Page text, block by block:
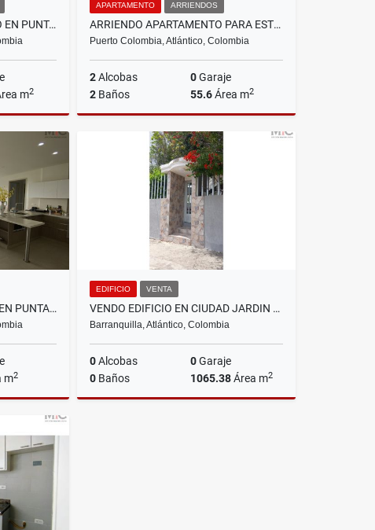
ARRIENDO APARTAESTUDIO EN PUNTA ROCA SABANILLA, PUERTO COLOMBIA
m2
Arriendos
APARTAMENTO ARRIENDOS
ARRIENDO APARTAMENTO PARA ESTRENAR EN CIUDAD MALLORQUÍN
Puerto Colombia, Atlántico, Colombia
2Alcobas 0Garaje
2 Baños 55.6Área m2
Arriendos
$1.650.000
ARRIENDO APARTAMENTO EN PUNTA ROCA SABANILLA
m2
Arriendos
EDIFICIO VENTA
VENDO EDIFICIO EN CIUDAD JARDIN BARRANQUILLA
Barranquilla, Atlántico, Colombia
0Alcobas 0Garaje
0 Baños 1065.38Área m2